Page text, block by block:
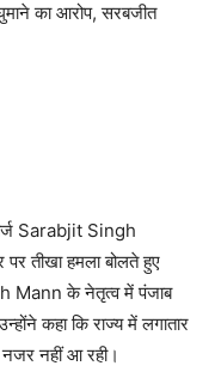
का आरोप, सरबजीत
Sarabjit Singh
तीखा हमला बोलते हुए
Mann के नेतृत्व में पंजाब
कहा कि राज्य में लगातार
नहीं आ रही।